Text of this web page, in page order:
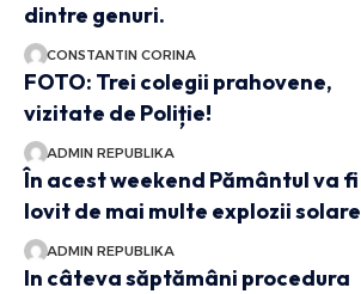
dintre genuri.
CONSTANTIN CORINA
FOTO: Trei colegii prahovene,
vizitate de Poliție!
ADMIN REPUBLIKA
În acest weekend Pământul va fi
lovit de mai multe explozii solare
ADMIN REPUBLIKA
In câteva săptămâni procedura